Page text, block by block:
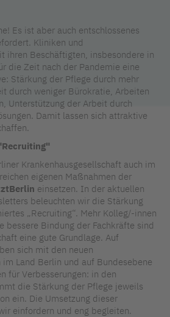
Es ist aber auch entschlossenes
Kliniken und
ihren Beschäftigten, insbesondere in
die Zeit nach der Pandemie eine
Stärkung der Pflege durch mehr
durch weniger Bürokratie, Arbeiten
Unterstützung der Arbeit durch
Damit lassen sich attraktive
Krankenhausgesellschaft auch im
eigenen Maßnahmen der
einsetzen. In der aktuellen
beleuchten wir die Stärkung
„Recruiting“. Mehr Kolleg/-innen
bessere Bindung der Fachkräfte sind
eine gute Grundlage. Auf
sich mit den neuen
im Land Berlin und auf Bundesebene
für Verbesserungen: in den
die Stärkung der Pflege jeweils
ein. Die Umsetzung dieser
einfordern und eng begleiten.